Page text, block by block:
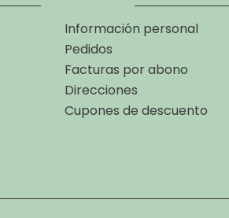
Información personal
Pedidos
Facturas por abono
Direcciones
Cupones de descuento